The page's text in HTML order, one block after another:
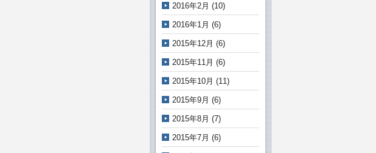
2016年2月 (10)
2016年1月 (6)
2015年12月 (6)
2015年11月 (6)
2015年10月 (11)
2015年9月 (6)
2015年8月 (7)
2015年7月 (6)